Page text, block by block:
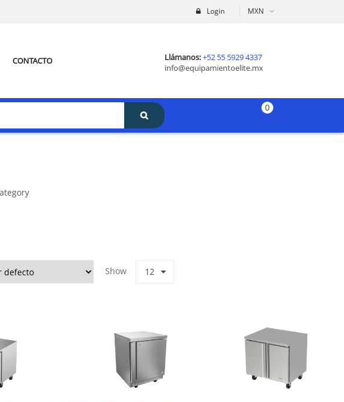
MXN
Login
CONTACTO Llámanos:+52 55 5929 4337
info@equipamientoelite.mx
0
Show 12